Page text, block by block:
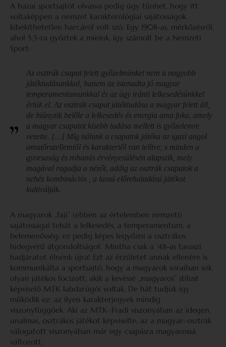
A hazai sportsajtót olvasva pedig úgy tűnhet, hogy itt
voltaképpen a nemzet karakterológiai sajátosságok
kibékíthetetlen harcáról volt szó. Egy 1908-as, mérkőzésről,
ahol 5:3-ra győztek a mieink, így számolt be a Nemzeti
Sport:
Az osztrák csapat felett győzelmünket nem a nagyobb
játéktudásunkkal, hanem az istenadta jó magyar
temperamentumunkkal és az ügy iránti lelkesedésünkkel
értük el. Az osztrák csapat játéktudása a magyar felett áll,
de hiányzik belőle a lelkesedés és energia ama foka, amely
a magyar csapatot kisebb tudása mellett is győzelemre
vezette. […] Míg nálunk a csapatok játéka az igazi angol
amatőrszellemtől és karaktertől van telítve, s minden a
gyorsaság és rohanás érvényesülésén alapszik, mely
magával ragadja a nézőt, addig az osztrák csapatok a
nehéz kombinációs , a lassú előrehaladású játékot
kultiválják.
A magyarok „faji” (ebben az értelemben nemzeti)
sajátosságai tehát a lelkesedés, a temperamentum, a
belemenősség: ez pedig képes legyőzni a osztrákos
hidegvérű átgondoltságot. Mintha csak a ’48-as tavaszi
hadjáratot élnénk újra! Ezt az érzületet annak ellenére is
kommunikálta a sportsajtó, hogy a magyarok soraiban sok
olyan játékos focizott, akik a kevéssé „magyaros” stílust
képviselő MTK labdarúgói voltak. De hát tudjuk így
működik ez: az ilyen karakterjegyek mindig
viszonyfüggőek. Aki az MTK–Fradi viszonyában az idegen,
unalmas, osztrákos játékot képviselte, az a magyar–osztrák
válogatott viszonyában már egy csapásra magyarossá
változott.